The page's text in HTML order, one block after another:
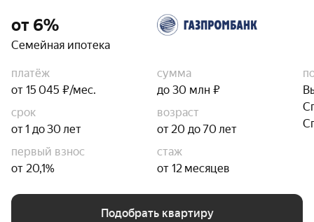
от 6%
Семейная ипотека
платёж
от 15 045 ₽/мес.
сумма
до 30 млн ₽
срок
от 1 до 30 лет
возраст
от 20 до 70 лет
первый взнос
от 20,1%
стаж
от 12 месяцев
Подобрать квартиру